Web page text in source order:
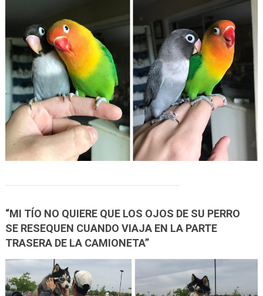
“MI TÍO NO QUIERE QUE LOS OJOS DE SU PERRO
SE RESEQUEN CUANDO VIAJA EN LA PARTE
TRASERA DE LA CAMIONETA”